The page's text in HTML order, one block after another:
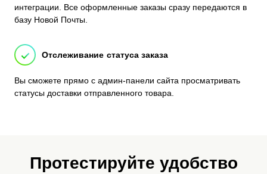
интеграции. Все оформленные заказы сразу передаются в
базу Новой Почты.
Отслеживание статуса заказа
Вы сможете прямо с админ-панели сайта просматривать
статусы доставки отправленного товара.
Протестируйте удобство